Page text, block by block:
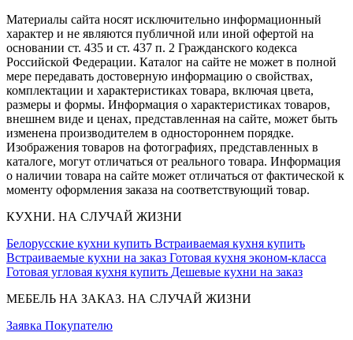
Материалы сайта носят исключительно информационный
характер и не являются публичной или иной офертой на
основании ст. 435 и ст. 437 п. 2 Гражданского кодекса
Российской Федерации. Каталог на сайте не может в полной
мере передавать достоверную информацию о свойствах,
комплектации и характеристиках товара, включая цвета,
размеры и формы. Информация о характеристиках товаров,
внешнем виде и ценах, представленная на сайте, может быть
изменена производителем в одностороннем порядке.
Изображения товаров на фотографиях, представленных в
каталоге, могут отличаться от реального товара. Информация
о наличии товара на сайте может отличаться от фактической к
моменту оформления заказа на соответствующий товар.
КУХНИ. НА СЛУЧАЙ ЖИЗНИ
Белорусские кухни купить Встраиваемая кухня купить
Встраиваемые кухни на заказ Готовая кухня эконом-класса
Готовая угловая кухня купить Дешевые кухни на заказ
МЕБЕЛЬ НА ЗАКАЗ. НА СЛУЧАЙ ЖИЗНИ
Заявка Покупателю